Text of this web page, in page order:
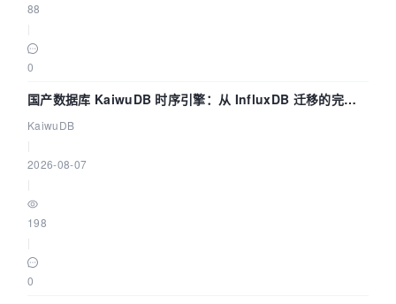
88
0
国产数据库 KaiwuDB 时序引擎：从 InfluxDB 迁移的完整
技术路径
KaiwuDB
2026-08-07
198
0